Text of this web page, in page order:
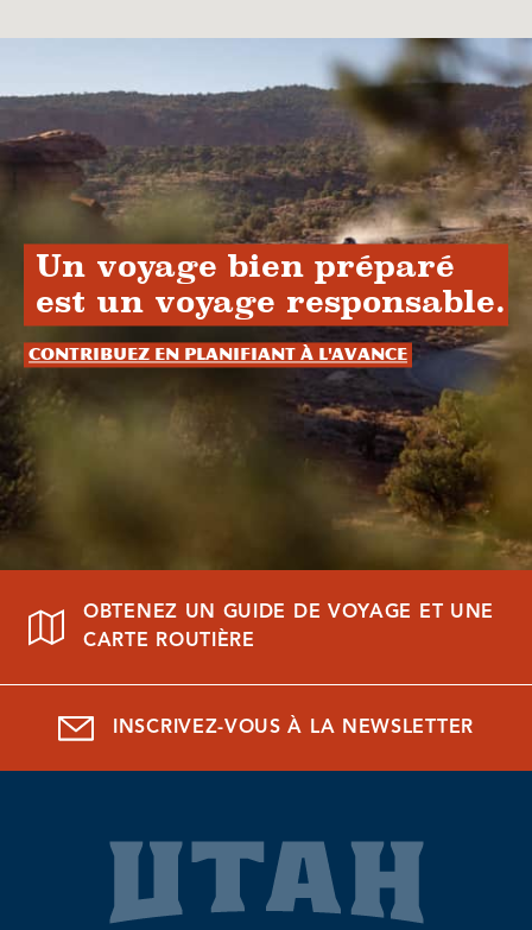
Un voyage bien préparé
est un voyage responsable.
Contribuez en planifiant à l'avance
OBTENEZ UN GUIDE DE VOYAGE ET UNE
CARTE ROUTIÈRE
INSCRIVEZ-VOUS À LA NEWSLETTER